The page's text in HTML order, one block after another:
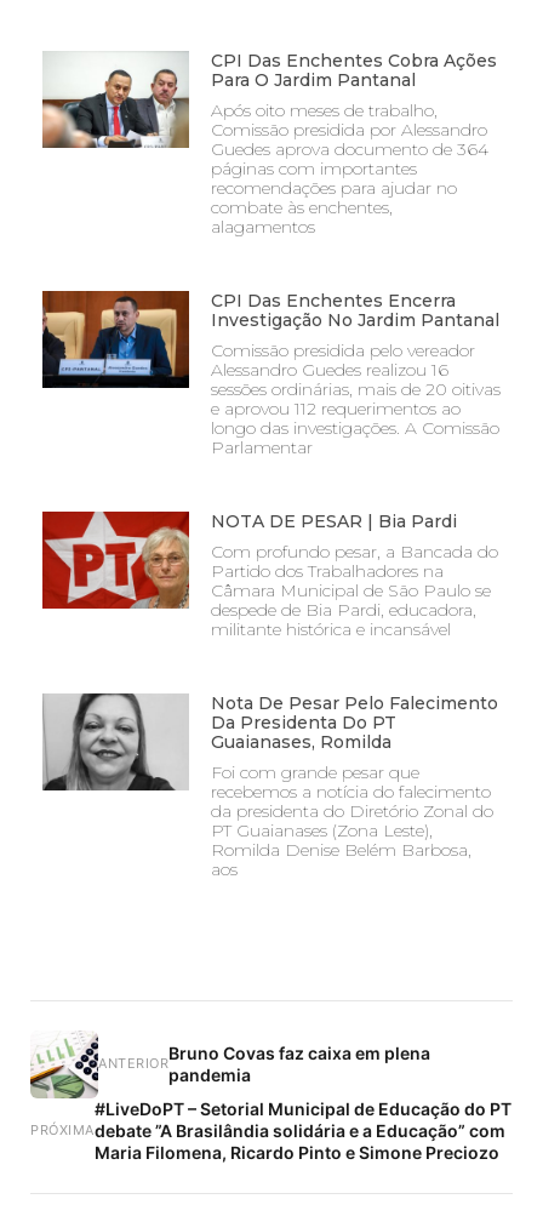
CPI Das Enchentes Cobra Ações
Para O Jardim Pantanal
Após oito meses de trabalho,
Comissão presidida por Alessandro
Guedes aprova documento de 364
páginas com importantes
recomendações para ajudar no
combate às enchentes,
alagamentos
CPI Das Enchentes Encerra
Investigação No Jardim Pantanal
Comissão presidida pelo vereador
Alessandro Guedes realizou 16
sessões ordinárias, mais de 20 oitivas
e aprovou 112 requerimentos ao
longo das investigações. A Comissão
Parlamentar
NOTA DE PESAR | Bia Pardi
Com profundo pesar, a Bancada do
Partido dos Trabalhadores na
Câmara Municipal de São Paulo se
despede de Bia Pardi, educadora,
militante histórica e incansável
Nota De Pesar Pelo Falecimento
Da Presidenta Do PT
Guaianases, Romilda
Foi com grande pesar que
recebemos a notícia do falecimento
da presidenta do Diretório Zonal do
PT Guaianases (Zona Leste),
Romilda Denise Belém Barbosa,
aos
ANTERIORBruno Covas faz caixa em plena
pandemia
PRÓXIMA
#LiveDoPT – Setorial Municipal de Educação do PT
debate ”A Brasilândia solidária e a Educação” com
Maria Filomena, Ricardo Pinto e Simone Preciozo